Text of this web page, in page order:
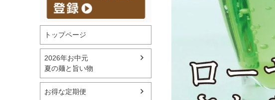
トップページ
2026年お中元
夏の麺と旨い物
お得な定期便